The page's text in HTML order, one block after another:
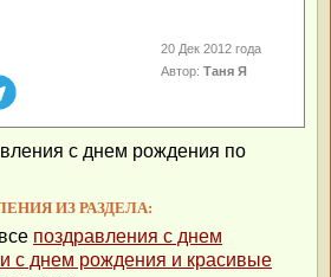
20 Дек 2012 года
Автор:Таня Я
с днем рождения по
ИЗ РАЗДЕЛА:
поздравления с днем
с днем рождения и красивые